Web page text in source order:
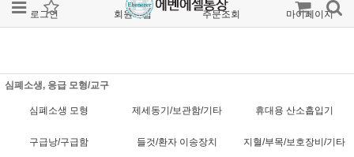
로그인 회원가입 주문조회 마이페이지
심폐소생, 응급 모형/교구
심폐소생 모형 제세동기/보관함/기타 휴대용 산소흡입기
구급낭/구급함 들것/환자 이송장치 지혈/부목/보호장비/기타